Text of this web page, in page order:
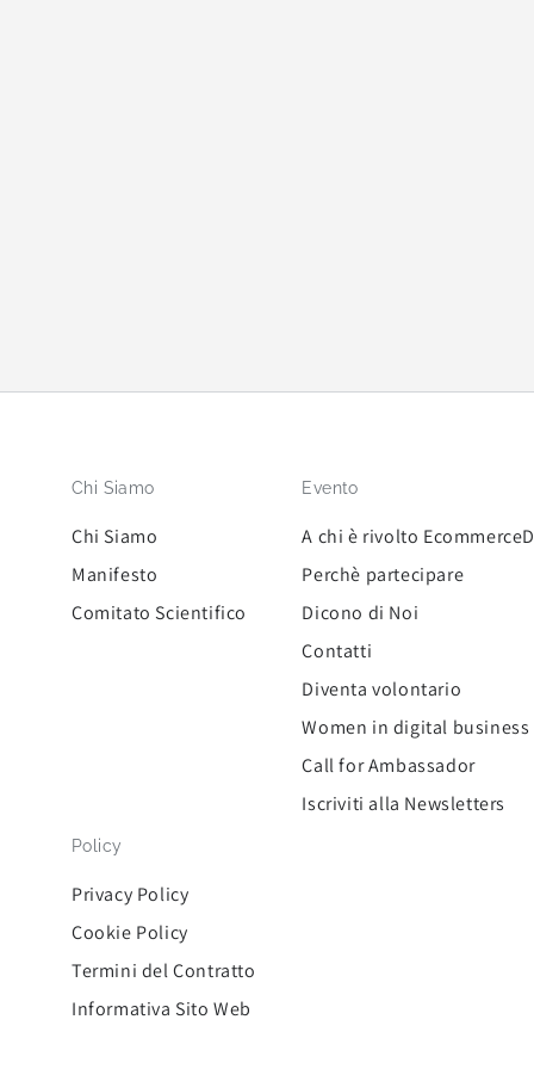
Chi Siamo
Chi Siamo
Manifesto
Comitato Scientifico
Evento
A chi è rivolto
Perchè partecipare
Dicono di Noi
Contatti
Diventa volontario
Women in digital business
Call for Ambassador
Iscriviti alla Newsletters
Policy
Privacy Policy
Cookie Policy
Termini del Contratto
Informativa Sito Web